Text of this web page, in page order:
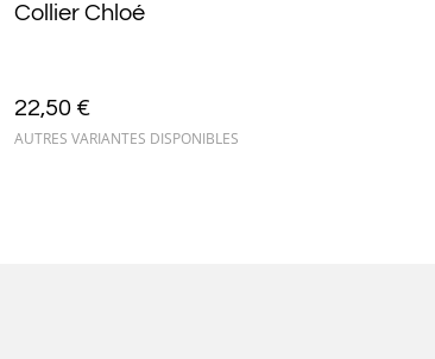
Collier Chloé
22,50 €
AUTRES VARIANTES DISPONIBLES